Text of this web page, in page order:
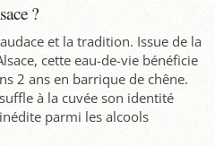
?
et la tradition. Issue de la
cette eau-de-vie bénéficie
2 ans en barrique de chêne.
à la cuvée son identité
parmi les alcools